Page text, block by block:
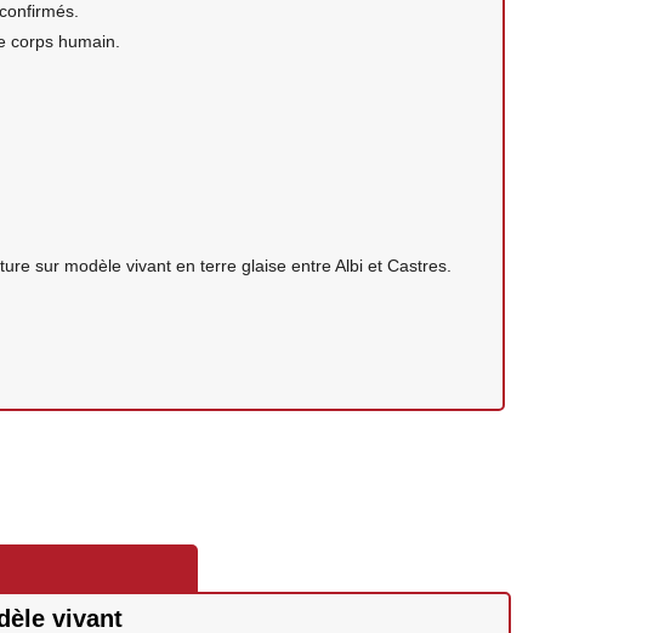
corps humain.
sur modèle vivant en terre glaise entre Albi et Castres.
vivant